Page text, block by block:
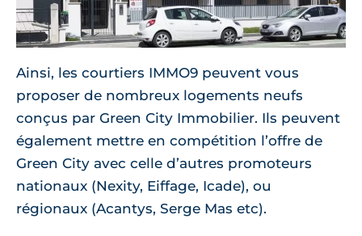
Ainsi, les courtiers IMMO9 peuvent vous
proposer de nombreux logements neufs
conçus par Green City Immobilier. Ils peuvent
également mettre en compétition l’offre de
Green City avec celle d’autres promoteurs
nationaux (Nexity, Eiffage, Icade), ou
régionaux (Acantys, Serge Mas etc).